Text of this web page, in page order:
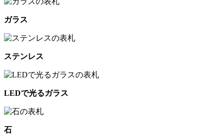
ガラス
ステンレス
LEDで光るガラス
石